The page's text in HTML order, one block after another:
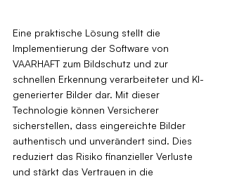
Eine praktische Lösung stellt die
Implementierung der Software von
VAARHAFT zum Bildschutz und zur
schnellen Erkennung verarbeiteter und KI-
generierter Bilder dar. Mit dieser
Technologie können Versicherer
sicherstellen, dass eingereichte Bilder
authentisch und unverändert sind. Dies
reduziert das Risiko finanzieller Verluste
und stärkt das Vertrauen in die